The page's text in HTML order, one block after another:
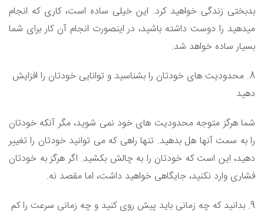
بدبختی زندگی خواهید کرد. این خیلی ساده است، کاری که انجام
میدهید را دوست داشته باشید، در اینصورت انجام آن کار برای شما
بسیار ساده خواهد شد.
8. محدودیت های خودتان را بشناسید و توانایی خودتان را افزایش
دهید
شما هرگز متوجه محدودیت های خود نمی شوید، مگر آنکه خودتان
را به سمت آنها هل بدهید. تنها راهی که می توانید خودتان را تغییر
دهید، این است که خودتان را به چالش بکشید. اگر هرگز به خودتان
فشاری وارد نکنید، جایگاهی خواهید داشت، اما مقصد نه.
9. بدانید که چه زمانی باید پیش روی کنید و چه زمانی سرعت را کم